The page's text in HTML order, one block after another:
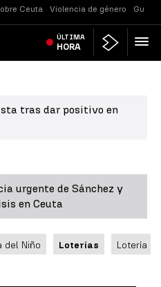
Ceuta Violencia de género
ÚLTIMA
HORA
tras dar positivo en
urgente de Sánchez y
en Ceuta
del Niño Loterías Lotería